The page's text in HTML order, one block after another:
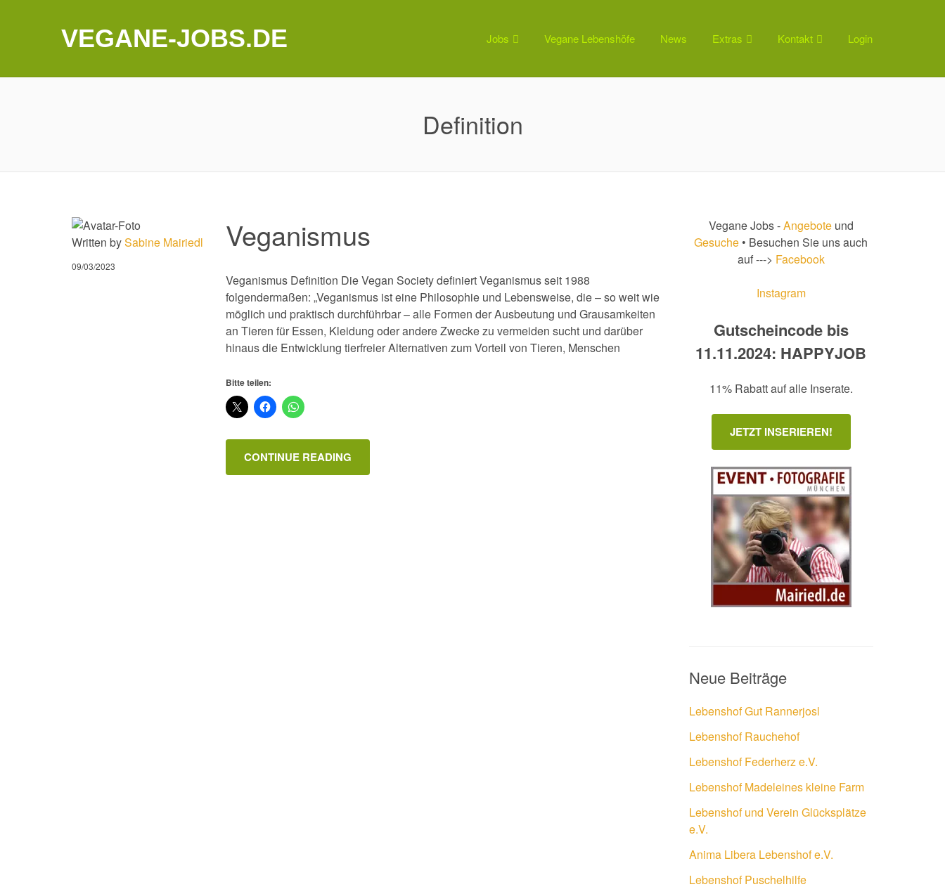
VEGANE-JOBS.DE Jobs Vegane Lebenshöfe News Extras Kontakt Login
Definition
Written bySabine Mairiedl
09/03/2023
Veganismus
Veganismus Definition Die Vegan Society definiert Veganismus seit 1988
folgendermaßen: „Veganismus ist eine Philosophie und Lebensweise, die – so weit wie
möglich und praktisch durchführbar – alle Formen der Ausbeutung und Grausamkeiten
an Tieren für Essen, Kleidung oder andere Zwecke zu vermeiden sucht und darüber
hinaus die Entwicklung tierfreier Alternativen zum Vorteil von Tieren, Menschen
Bitte teilen:
CONTINUE READING
Vegane Jobs -Angebote und
Gesuche • Besuchen Sie uns auch
auf ---> Facebook
Instagram
Gutscheincode bis
11.11.2024: HAPPYJOB
11% Rabatt auf alle Inserate.
JETZT INSERIEREN!
Neue Beiträge
Lebenshof Gut Rannerjosl
Lebenshof Rauchehof
Lebenshof Federherz e.V.
Lebenshof Madeleines kleine Farm
Lebenshof und Verein Glücksplätze
e.V.
Anima Libera Lebenshof e.V.
Lebenshof Puschelhilfe